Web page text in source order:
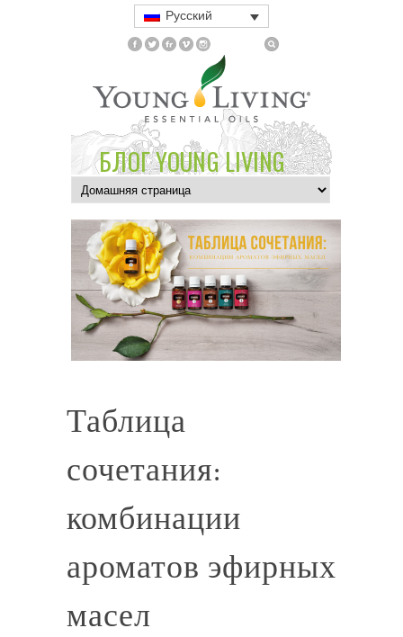
Русский
БЛОГ YOUNG LIVING
Таблица
сочетания:
комбинации
ароматов эфирных
масел